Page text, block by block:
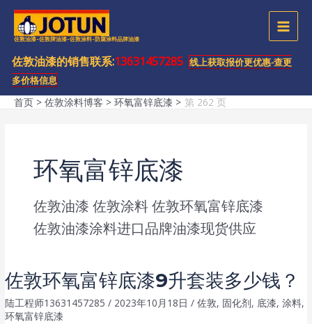
佐敦油漆-佐敦牌油漆-佐敦涂料-防腐涂料品牌油漆
佐敦油漆的销售联系:13631457285 线上获取报价更优惠-查更
多价格信息
首页 佐敦涂料博客 环氧富锌底漆 第 262 页
环氧富锌底漆
佐敦油漆 佐敦涂料佐敦环氧富锌底漆
佐敦油漆涂料进口品牌油漆现货供应
佐敦环氧富锌底漆9升套装多少钱？
陆工程师13631457285/ 2023年10月18日/佐敦, 固化剂, 底漆,涂料,
环氧富锌底漆